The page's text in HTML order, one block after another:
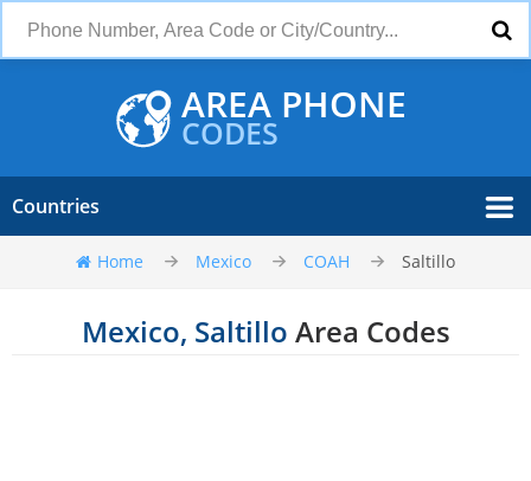
AREA PHONE
CODES
Countries
Home Mexico COAH Saltillo
Mexico, Saltillo Area Codes